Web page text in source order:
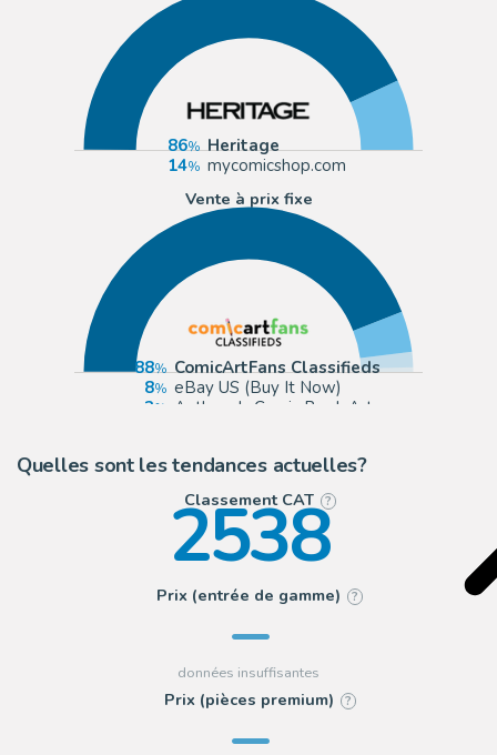
86
Heritage
14
mycomicshop.com
Vente à prix fixe
88
ComicArtFans Classifieds
8
eBay US (Buy It Now)
3
Anthony's Comic Book Art
Quelles sont les tendances actuelles?
Classement CAT ?
2538
Prix (entrée de gamme) ?
Prix (pièces premium) ?